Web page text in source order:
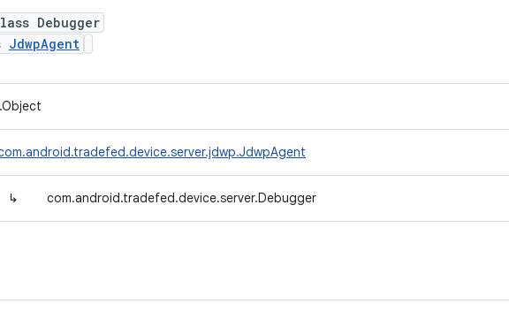
Debugger
JdwpAgent
↳ com.android.tradefed.device.server.Debugger